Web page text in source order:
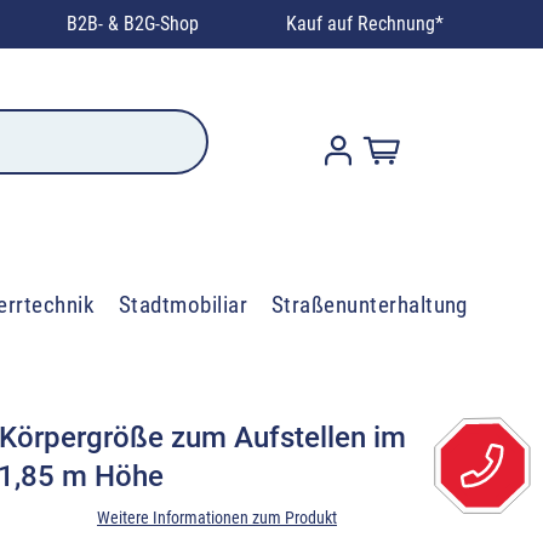
B2B- & B2G-Shop Kauf auf Rechnung*
Stadtmobiliar Straßenunterhaltung
zum Aufstellen im
m Höhe
Weitere Informationen zum Produkt